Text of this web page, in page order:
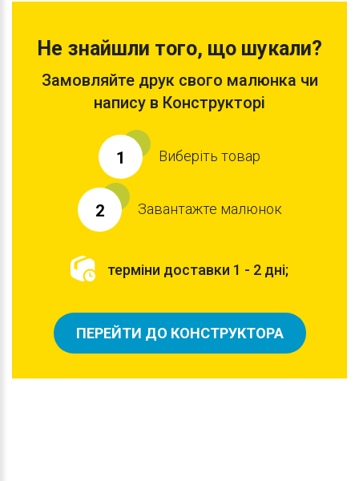
Не знайшли того, що шукали?
Замовляйте друк свого малюнка чи
напису в Конструкторі
1 Виберіть товар
2 Завантажте малюнок
терміни доставки 1 - 2 дні;
ПЕРЕЙТИ ДО КОНСТРУКТОРА